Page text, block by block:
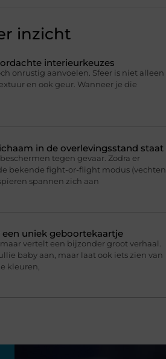
inzicht
interieurkeuzes
onrustig aanvoelen. Sfeer is niet alleen
en ook geur. Wanneer je die
in de overlevingsstand staat
tegen gevaar. Zodra er
bekende fight-or-flight modus (vechten
spannen zich aan
uniek geboortekaartje
vertelt een bijzonder groot verhaal.
baby aan, maar laat ook iets zien van
kleuren,